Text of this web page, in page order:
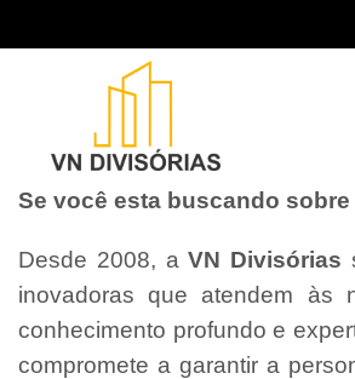
Se você esta buscando
Desde 2008, aVN Divisórias
inovadoras que atendem às
conhecimento profundo e
compromete a garantir a